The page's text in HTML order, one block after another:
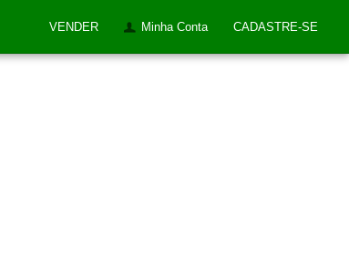
VENDER Minha Conta CADASTRE-SE